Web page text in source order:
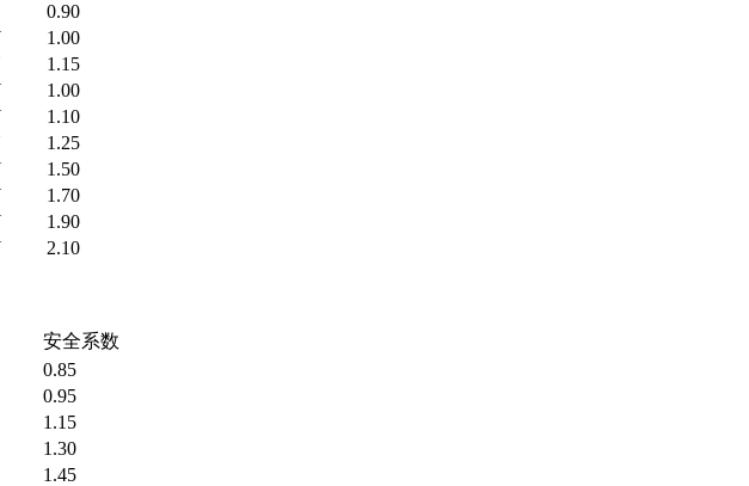
0.90
1.00
1.15
1.00
1.10
1.25
1.50
1.70
1.90
2.10
安全系数
0.85
0.95
1.15
1.30
1.45